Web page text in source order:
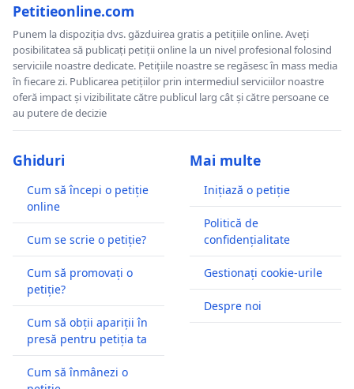
Petitieonline.com
Punem la dispoziția dvs. găzduirea gratis a petițiile online. Aveți
posibilitatea să publicați petiții online la un nivel profesional folosind
serviciile noastre dedicate. Petițiile noastre se regăsesc în mass media
în fiecare zi. Publicarea petițiilor prin intermediul serviciilor noastre
oferă impact și vizibilitate către publicul larg cât și către persoane ce
au putere de decizie
Ghiduri
Cum să începi o petiție
online
Cum se scrie o petiție?
Cum să promovați o
petiție?
Cum să obții apariții în
presă pentru petiția ta
Cum să înmânezi o
Mai multe
Inițiază o petiție
Politică de
confidențialitate
Gestionați cookie-urile
Despre noi